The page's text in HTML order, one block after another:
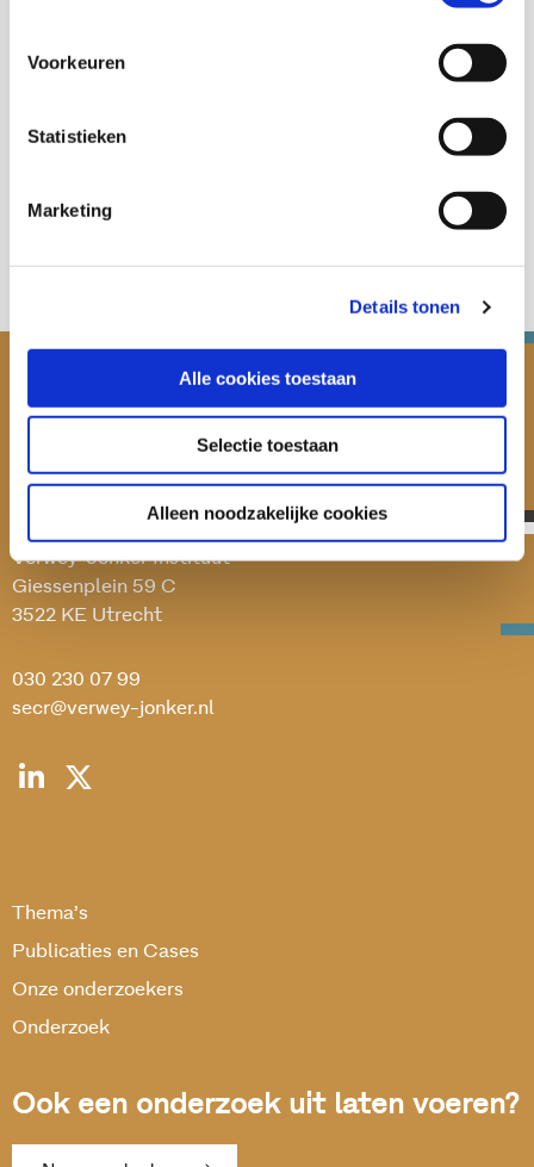
Voorkeuren
Statistieken
Marketing
Details tonen
Alle cookies toestaan
Selectie toestaan
Alleen noodzakelijke cookies
Deel deze publicatie op:
Verwey-Jonker Instituut
Giessenplein 59 C
3522 KE Utrecht
030 230 07 99
secr@verwey-jonker.nl
Thema’s
Publicaties en Cases
Onze onderzoekers
Onderzoek
Ook een onderzoek uit laten voeren?